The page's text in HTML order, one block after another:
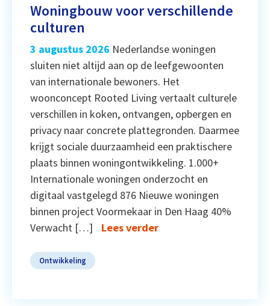
Woningbouw voor verschillende
culturen
3 augustus 2026 Nederlandse woningen
sluiten niet altijd aan op de leefgewoonten
van internationale bewoners. Het
woonconcept Rooted Living vertaalt culturele
verschillen in koken, ontvangen, opbergen en
privacy naar concrete plattegronden. Daarmee
krijgt sociale duurzaamheid een praktischere
plaats binnen woningontwikkeling. 1.000+
Internationale woningen onderzocht en
digitaal vastgelegd 876 Nieuwe woningen
binnen project Voormekaar in Den Haag 40%
Verwacht […]
Lees verder
Ontwikkeling